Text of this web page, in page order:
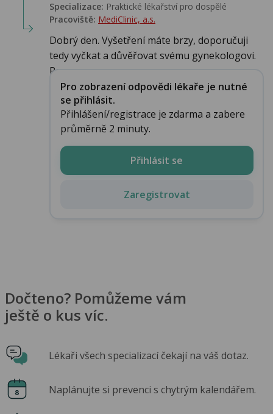
Specializace: Praktické lékařství pro dospělé
Pracoviště: MediClinic, a.s.
Dobrý den. Vyšetření máte brzy, doporučuji
tedy vyčkat a důvěřovat svému gynekologovi.
Po...
Pro zobrazení odpovědi lékaře je nutné
se přihlásit.
Přihlášení/registrace je zdarma a zabere
průměrně 2 minuty.
Přihlásit se
Zaregistrovat
Dočteno? Pomůžeme vám
ještě o kus víc.
Lékaři všech specializací čekají na váš dotaz.
Naplánujte si prevenci s chytrým kalendářem.